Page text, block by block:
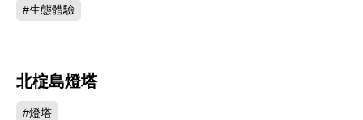
#生態體驗
北椗島燈塔
#燈塔